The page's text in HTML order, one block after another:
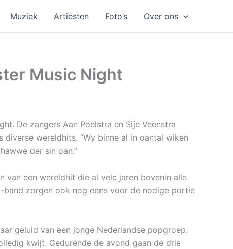
Muziek Artiesten Foto’s Over ons
Music Night
De zangers Aan Poelstra en Sije Veenstra
wereldhits. “Wy binne al in oantal wiken
der sin oan.”
van een wereldhit die al vele jaren bovenin alle
band zorgen ook nog eens voor de nodige portie
geluid van een jonge Nederlandse popgroep.
kwijt. Gedurende de avond gaan de drie